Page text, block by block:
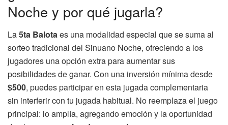
Noche y por qué jugarla?
La5ta Balotaes una modalidad especial que se suma al
sorteo tradicional del Sinuano Noche, ofreciendo a los
jugadores una opción extra para aumentar sus
posibilidades de ganar. Con una inversión mínima desde
$500, puedes participar en esta jugada complementaria
sin interferir con tu jugada habitual. No reemplaza el juego
principal: lo amplía, agregando emoción y la oportunidad